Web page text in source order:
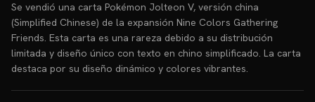
Se vendió una carta Pokémon Jolteon V, versión china
(Simplified Chinese) de la expansión Nine Colors Gathering
Friends. Esta carta es una rareza debido a su distribución
limitada y diseño único con texto en chino simplificado. La carta
destaca por su diseño dinámico y colores vibrantes.